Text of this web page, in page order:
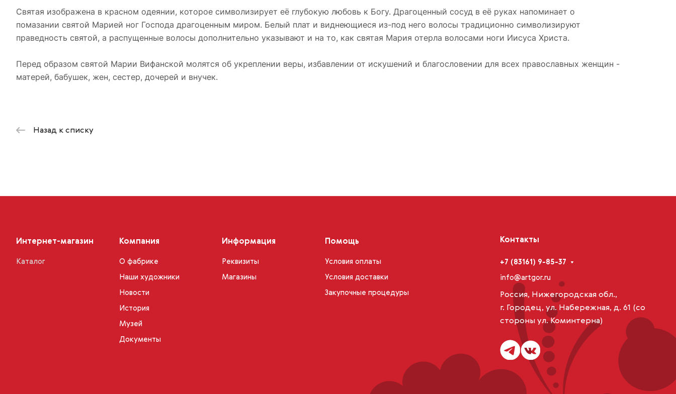
Святая изображена в красном одеянии, которое символизирует её глубокую любовь к Богу. Драгоценный сосуд в её руках напоминает о
помазании святой Марией ног Господа драгоценным миром. Белый плат и виднеющиеся из-под него волосы традиционно символизируют
праведность святой, а распущенные волосы дополнительно указывают и на то, как святая Мария отерла волосами ноги Иисуса Христа.
Перед образом святой Марии Вифанской молятся об укреплении веры, избавлении от искушений и благословении для всех православных женщин -
матерей, бабушек, жен, сестер, дочерей и внучек.
Назад к списку
Интернет-магазин
Каталог
Компания
О фабрике
Наши художники
Новости
История
Музей
Документы
Информация
Реквизиты
Магазины
Помощь
Условия оплаты
Условия доставки
Закупочные процедуры
Контакты
+7 (83161) 9-85-37
info@artgor.ru
Россия, Нижегородская обл.,
г. Городец, ул. Набережная, д. 61 (со
стороны ул. Коминтерна)